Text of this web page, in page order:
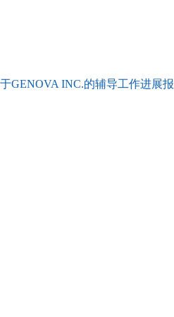
GENOVA INC.的辅导工作进展